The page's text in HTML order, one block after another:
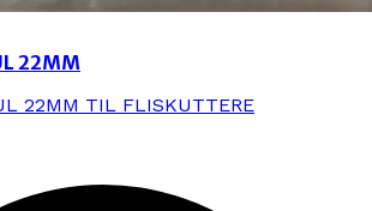
22MM
22MM TIL FLISKUTTERE